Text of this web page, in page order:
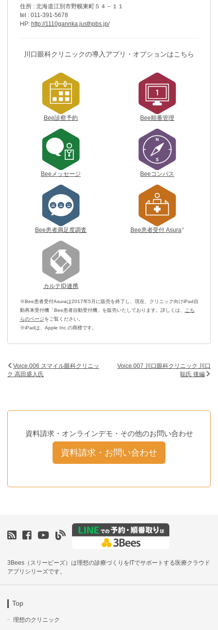
住所 : 北海道江別市野幌東町５４－１１
tel : 011-391-5678
HP: http://1110gannka.justhpbs.jp/
川口眼科クリニックの導入アプリ・オプションはこちら
Bee診察予約 Bee順番管理
Beeメッセージ Beeコンパス
Bee患者満足度調査 Bee患者受付 Asura※
カルテID連携
※Bee患者受付Asuraは2017年5月に販売を終了し、現在、クリニック向けiPad自
動再来受付機「Bee患者自動受付機」を販売いたしております。詳しくは、
こち
らのページをご覧ください。
※iPadは、Apple Inc.の商標です。
Voice.006 スマイル眼科クリニッ
ク 高田盛人氏
Voice.007 川口眼科クリニック 川口
聡氏 後編
資料請求・オンラインデモ・その他のお問い合わせ
資料請求・お問い合わせ
3Bees（スリービーズ）は理想の診療づくりをITでサポートする医療クラウド
アプリシリーズです。
Top
理想のクリニック